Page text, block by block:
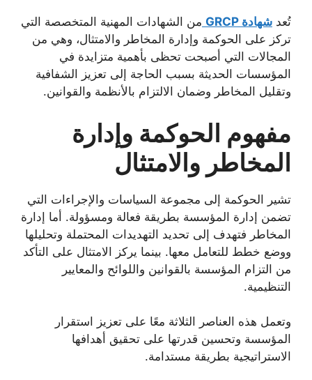
تُعد شهادة GRCP
من الشهادات المهنية المتخصصة التي
تركز على الحوكمة وإدارة المخاطر والامتثال، وهي من
المجالات التي أصبحت تحظى بأهمية متزايدة في
المؤسسات الحديثة بسبب الحاجة إلى تعزيز الشفافية
وتقليل المخاطر وضمان الالتزام بالأنظمة والقوانين.
مفهوم الحوكمة وإدارة
المخاطر والامتثال
تشير الحوكمة إلى مجموعة السياسات والإجراءات التي
تضمن إدارة المؤسسة بطريقة فعالة ومسؤولة. أما إدارة
المخاطر فتهدف إلى تحديد التهديدات المحتملة وتحليلها
ووضع خطط للتعامل معها. بينما يركز الامتثال على التأكد
من التزام المؤسسة بالقوانين واللوائح والمعايير
التنظيمية.
وتعمل هذه العناصر الثلاثة معًا على تعزيز استقرار
المؤسسة وتحسين قدرتها على تحقيق أهدافها
الاستراتيجية بطريقة مستدامة.